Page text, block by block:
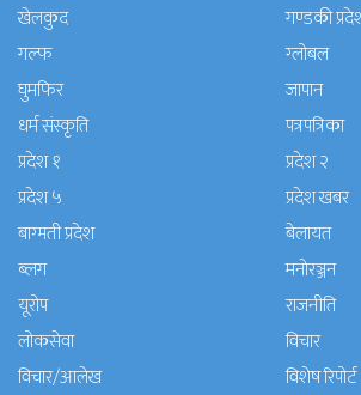
खेलकुद
गण्डकी
गल्फ
ग्लोबल
घुमफिर
जापान
धर्म संस्कृति
पत्रपत्रिका
प्रदेश १
प्रदेश २
प्रदेश ५
प्रदेश खबर
बाग्मती प्रदेश
बेलायत
ब्लग
मनाेरञ्जन
यूरोप
राजनीति
लोकसेवा
विचार
विचार/आलेख
विशेष रिपोर्ट